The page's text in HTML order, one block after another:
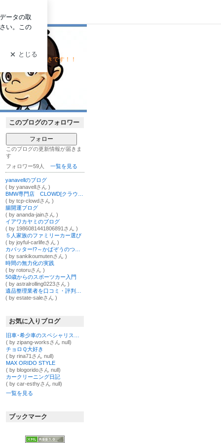
ＬＵＧも大好きです！！
このブログのフォロワー
フォロー
このブログの更新情報が届きま
す
フォロワー59人
一覧を見る
yanavellのブログ
( by yanavellさん )
( by tcp-clowdさん )
腸開運ブログ
( by ananda-jainさん )
イアワカヤミのブログ
( by 1986081441806891さん )
５人家族のファミリーカー選び
( by joyful-carlifeさん )
( by sankikoumutenさん )
時間の無力化の実践
( by rotoruさん )
50歳からのスポーツカー入門
( by astralrolling0223さん )
( by estate-saleさん )
お気に入りブログ
( by zipang-worksさん null)
チョロＱ大好き
( by rina71さん null)
MAX ORIDO STYLE
( by blogoridoさん null)
カークリーニング日記
( by car-esthyさん null)
一覧を見る
ブックマーク